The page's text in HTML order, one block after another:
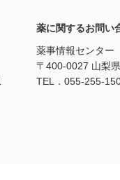
薬に関するお問い
薬事情報センター
〒400-0027 山梨
TEL．055-255-